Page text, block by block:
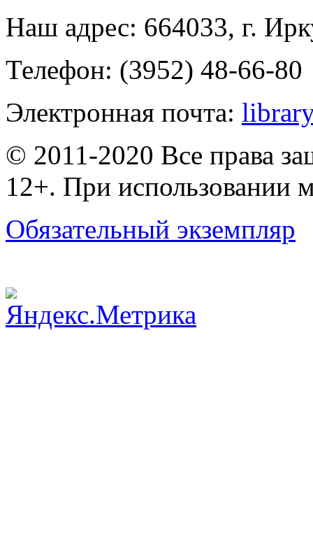
Наш адрес: 664033, г.
Телефон: (3952) 48-66-80
Электронная почта:
© 2011-2020 Все права
12+. При использовании
Обязательный экземпляр